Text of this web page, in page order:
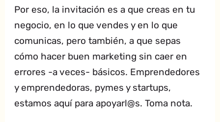
Por eso, la invitación es a que creas en tu
negocio, en lo que vendes y en lo que
comunicas, pero también, a que sepas
cómo hacer buen marketing sin caer en
errores -a veces- básicos. Emprendedores
y emprendedoras, pymes y startups,
estamos aquí para apoyarl@s. Toma nota.